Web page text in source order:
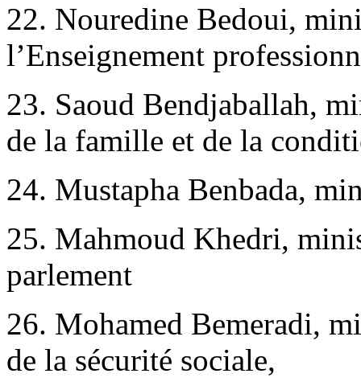
22. Nouredine Bedoui,
l’Enseignement
23. Saoud Bendjaballah,
de la famille et de la
24. Mustapha Benbada,
25. Mahmoud Khedri,
parlement
26. Mohamed Bemeradi,
de la sécurité sociale,